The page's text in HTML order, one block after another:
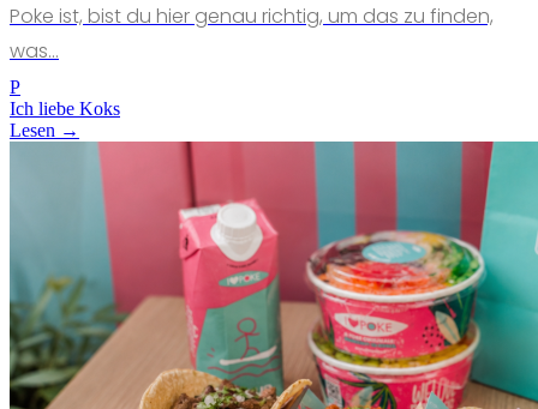
Poke ist, bist du hier genau richtig, um das zu finden,
was...
P
Ich liebe Koks
Lesen →